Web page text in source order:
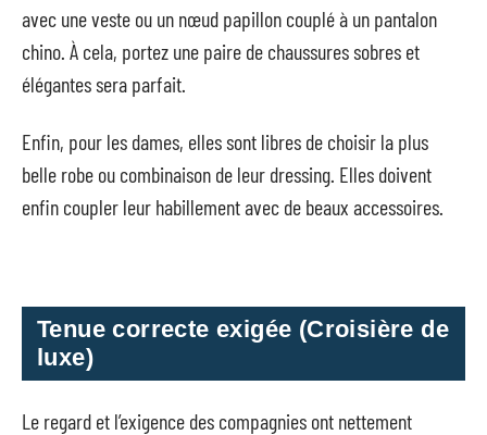
avec une veste ou un nœud papillon couplé à un pantalon
chino. À cela, portez une paire de chaussures sobres et
élégantes sera parfait.
Enfin, pour les dames, elles sont libres de choisir la plus
belle robe ou combinaison de leur dressing. Elles doivent
enfin coupler leur habillement avec de beaux accessoires.
Tenue correcte exigée (Croisière de
luxe)
Le regard et l’exigence des compagnies ont nettement